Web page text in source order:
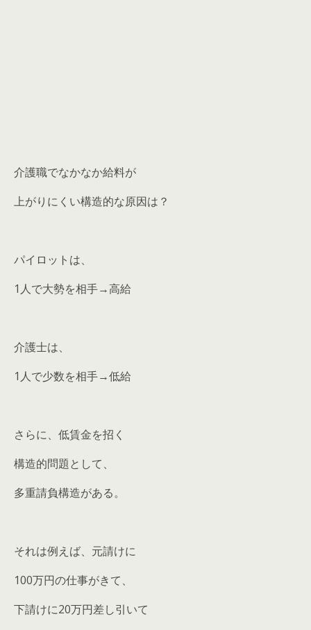
介護職でなかなか給料が
上がりにくい構造的な原因は？
パイロットは、
1人で大勢を相手→高給
介護士は、
1人で少数を相手→低給
さらに、低賃金を招く
構造的問題として、
多重請負構造がある。
それは例えば、元請けに
100万円の仕事がきて、
下請けに20万円差し引いて